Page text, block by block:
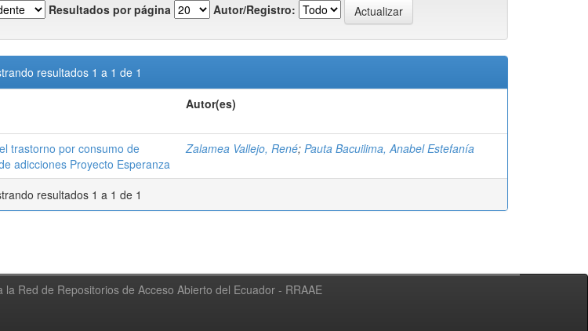
Resultados por página Autor/Registro:
resultados 1 a 1 de 1
Autor(es)
trastorno por consumo de
adicciones Proyecto Esperanza
Zalamea Vallejo, René; Pauta Bacuilima, Anabel Estefanía
resultados 1 a 1 de 1
la Red de Repositorios de Acceso Abierto del Ecuador - RRAAE